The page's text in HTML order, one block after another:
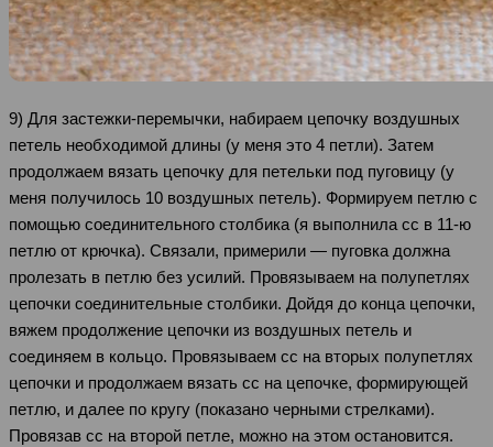
9) Для застежки-перемычки, набираем цепочку воздушных
петель необходимой длины (у меня это 4 петли). Затем
продолжаем вязать цепочку для петельки под пуговицу (у
меня получилось 10 воздушных петель). Формируем петлю с
помощью соединительного столбика (я выполнила сс в 11-ю
петлю от крючка). Связали, примерили — пуговка должна
пролезать в петлю без усилий. Провязываем на полупетлях
цепочки соединительные столбики. Дойдя до конца цепочки,
вяжем продолжение цепочки из воздушных петель и
соединяем в кольцо. Провязываем сс на вторых полупетлях
цепочки и продолжаем вязать сс на цепочке, формирующей
петлю, и далее по кругу (показано черными стрелками).
Провязав сс на второй петле, можно на этом остановится.